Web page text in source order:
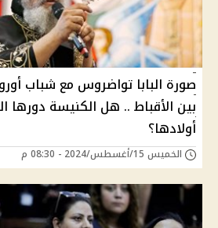
صورة البابا تواضروس مع شباب
بين الأقباط .. هل الكنيسة دورها
أولادها؟
الخميس 15/أغسطس/2024 - 08:30 م